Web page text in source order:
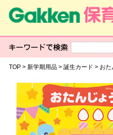
TOP> 新学期用品> 誕生カード > おた